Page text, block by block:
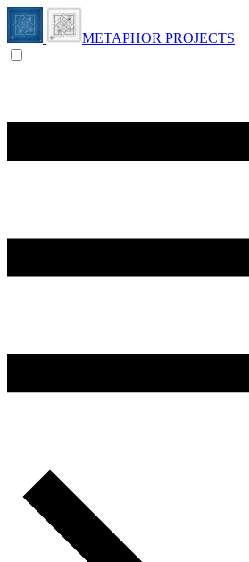
METAPHOR PROJECTS